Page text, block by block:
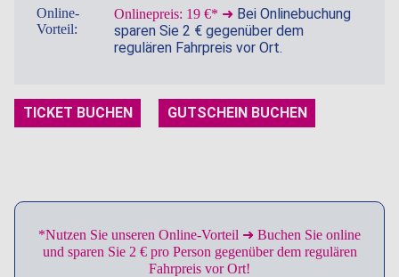
Online-
Vorteil:
Onlinepreis: 19 €* ➜ Bei Onlinebuchung
sparen Sie 2 € gegenüber dem
regulären Fahrpreis vor Ort.
TICKET BUCHEN GUTSCHEIN BUCHEN
*Nutzen Sie unseren Online-Vorteil ➜ Buchen Sie online
und sparen Sie 2 € pro Person gegenüber dem regulären
Fahrpreis vor Ort!